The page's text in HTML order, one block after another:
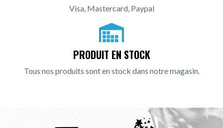
Visa, Mastercard, Paypal
PRODUIT EN STOCK
Tous nos produits sont en stock dans notre magasin.